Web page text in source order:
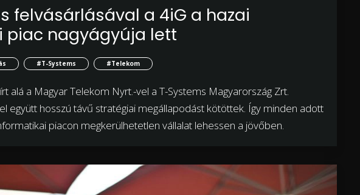
felvásárlásával a 4iG a hazai
piac nagyágyúja lett
#T-Systems #Telekom
alá a Magyar Telekom Nyrt.-vel a T-Systems Magyarország Zrt.
együtt hosszú távű stratégiai megállapodást kötöttek. Így minden adott
piacon megkerülhetetlen vállalat lehessen a jövőben.